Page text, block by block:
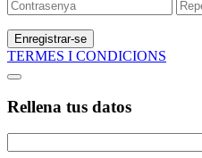
Enregistrar-se
TERMES I CONDICIONS
Rellena tus datos